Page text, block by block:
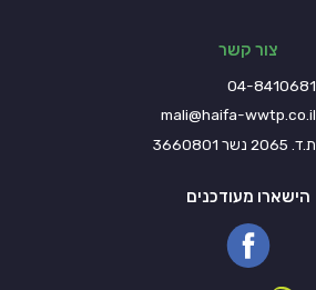
צור קשר
04-8410681
mali@haifa-wwtp.co.il
ת.ד. 2065 נשר 3660801
הישארו מעודכנים
Pionet Logo